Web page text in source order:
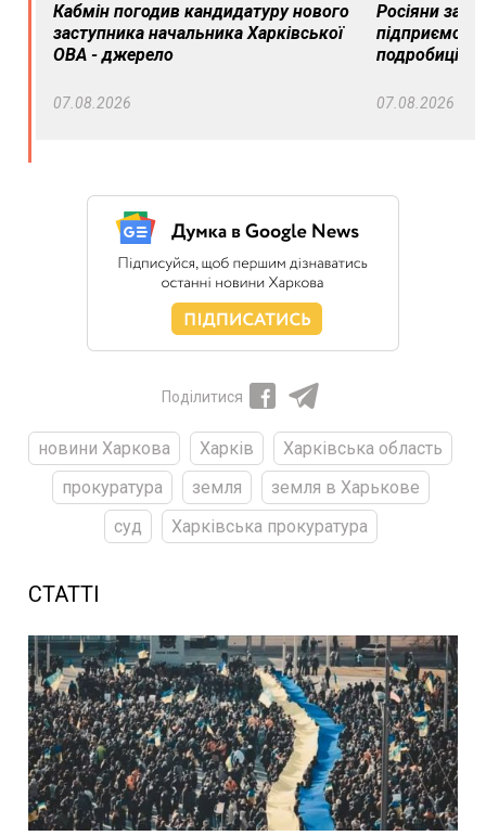
Кабмін погодив кандидатуру нового
заступника начальника Харківської
ОВА - джерело
07.08.2026
Росіяни
подробиці
07.08.2026
Поділитися
новини Харкова Харків
Харківська область
прокуратура
земля
земля в Харькове
суд
Харківська прокуратура
СТАТТІ